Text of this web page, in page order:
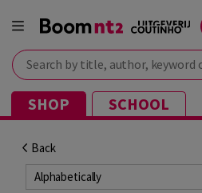
Search by title, author, keyword or ISBN
SHOP SCHOOL
Back
Alphabetically